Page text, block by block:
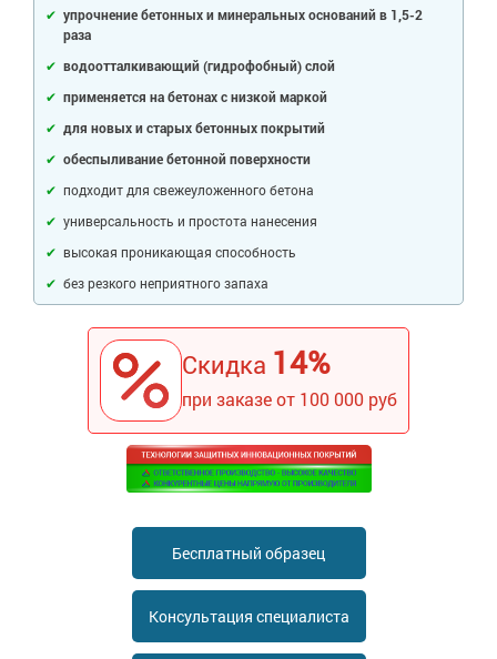
Ингибиторы коррозии
Растворители и разбавители для металла
Сопутствующие товары
Сопутствующие товары
Пищевая промышленность
Нефтегазовая промышленность
Сопутствующие товары
Для металла
Для фасада
Сопутствующие товары
Экологичные материалы
Для бетонных полов
Для металла
Для фасада
Для дерева
Для интерьеров
Сопутствующие товары
Антистатические покрытия
Для бетона
Промышленные покрытия
Промышленные полы
Ремонт промышленных полов
Защита железобетонных конструкций
Промышленные металлоконструкции
Промышленное оборудование
Промышленные ремонтные покрытия для металла
Промышленные стены
Сопутствующие товары
Молотковые эмали
Для металла
Сопутствующие товары
Антикоррозионная защита
Толстослойные грунт-эмали
Алюминиевые краски
Сопутствующие товары
Морозостойкие краски
Морозостойкие краски для бетонных полов
Морозостойкие краски для фасада
Сопутствующие товары
упрочнение бетонных и минеральных оснований в 1,5-2
раза
водоотталкивающий (гидрофобный) слой
применяется на бетонах с низкой маркой
для новых и старых бетонных покрытий
обеспыливание бетонной поверхности
подходит для свежеуложенного бетона
универсальность и простота нанесения
высокая проникающая способность
без резкого неприятного запаха
Скидка 14%
при заказе от 100 000 руб
Бесплатный образец
Консультация специалиста